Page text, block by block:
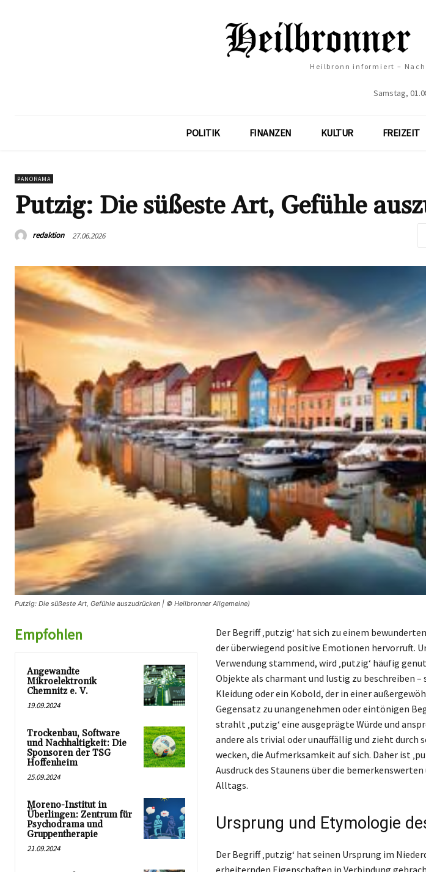
Heilbronn informiert –
Samstag,
POLITIK FINANZEN KULTUR FREIZEIT
PANORAMA
Putzig: Die süßeste Art, Gefühle
redaktion 27.06.2026
Putzig: Die süßeste Art, Gefühle auszudrücken | © Heilbronner Allgemeine)
Empfohlen
Angewandte
Mikroelektronik
Chemnitz e. V.
19.09.2024
Trockenbau, Software
und Nachhaltigkeit: Die
Sponsoren der TSG
Hoffenheim
25.09.2024
Moreno-Institut in
Überlingen: Zentrum für
Psychodrama und
Gruppentherapie
21.09.2024
Der Begriff ‚putzig‘ hat sich zu einem
der überwiegend positive Emotionen hervorruft.
Verwendung stammend, wird ‚putzig‘ häufig
Objekte als charmant und lustig zu beschreiben –
Kleidung oder ein Kobold, der in einer
Gegensatz zu unangenehmen oder eintönigen
strahlt ‚putzig‘ eine ausgeprägte Würde und
andere als trivial oder unauffällig und zieht durch
wecken, die Aufmerksamkeit auf sich. Daher ist
Ausdruck des Staunens über die
Alltags.
Ursprung und Etymologie
Der Begriff ‚putzig‘ hat seinen Ursprung im
erheiternden Eigenschaften in Verbindung